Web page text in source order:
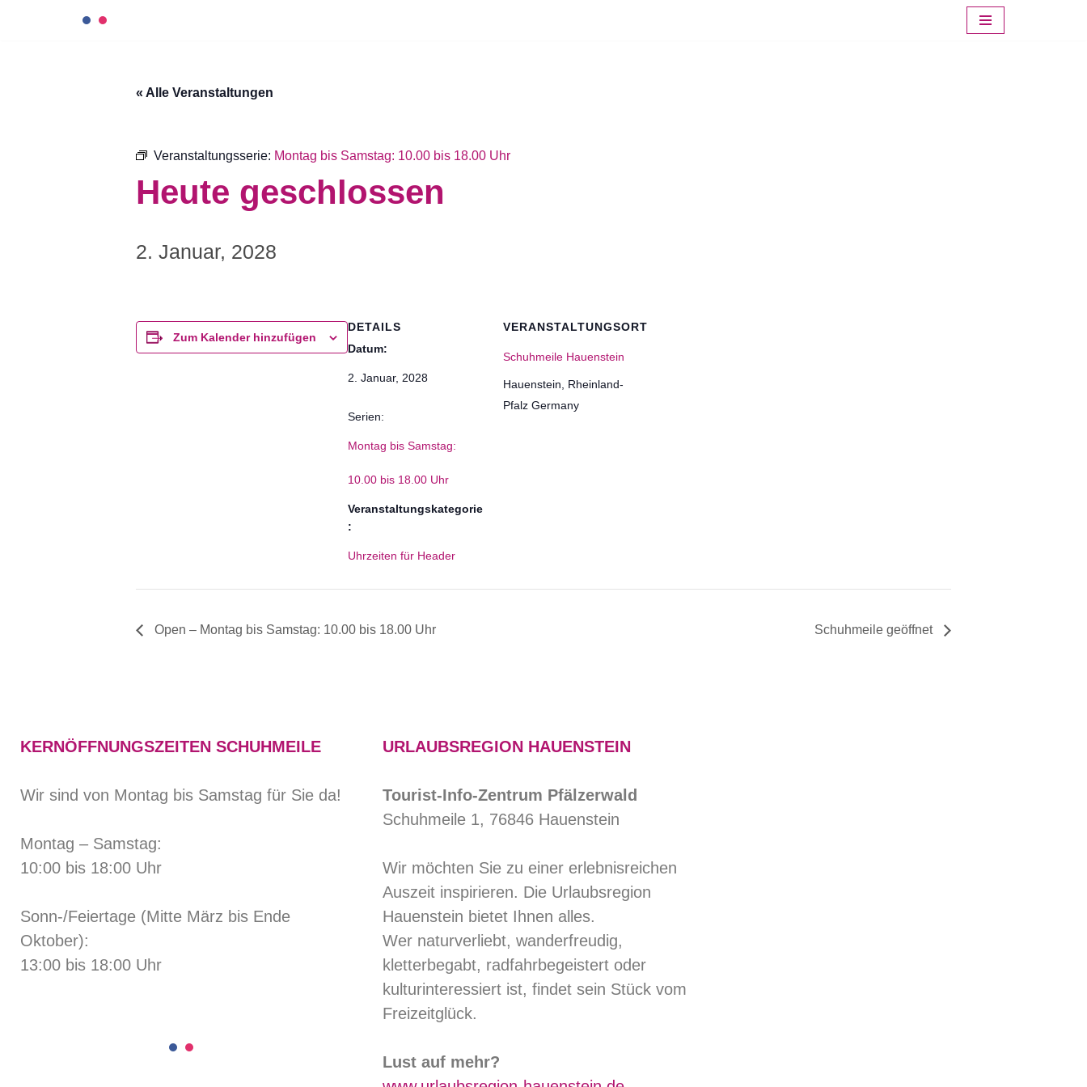
« Alle Veranstaltungen
Veranstaltungsserie: Montag bis Samstag: 10.00 bis 18.00 Uhr
Heute geschlossen
2. Januar, 2028
Zum Kalender hinzufügen
DETAILS
Datum:
2. Januar, 2028
Serien:
Montag bis Samstag:
10.00 bis 18.00 Uhr
Veranstaltungskategorie
:
Uhrzeiten für Header
VERANSTALTUNGSORT
Schuhmeile Hauenstein
Hauenstein
Rheinland-
Pfalz Germany
Open – Montag bis Samstag: 10.00 bis 18.00 Uhr Schuhmeile geöffnet
KERNÖFFNUNGSZEITEN SCHUHMEILE
Wir sind von Montag bis Samstag für Sie da!
Montag – Samstag:
10:00 bis 18:00 Uhr
Sonn-/Feiertage (Mitte März bis Ende
Oktober):
13:00 bis 18:00 Uhr
URLAUBSREGION HAUENSTEIN
Tourist-Info-Zentrum Pfälzerwald
Schuhmeile 1, 76846 Hauenstein
Wir möchten Sie zu einer erlebnisreichen
Auszeit inspirieren. Die Urlaubsregion
Hauenstein bietet Ihnen alles.
Wer naturverliebt, wanderfreudig,
kletterbegabt, radfahrbegeistert oder
kulturinteressiert ist, findet sein Stück vom
Freizeitglück.
Lust auf mehr?